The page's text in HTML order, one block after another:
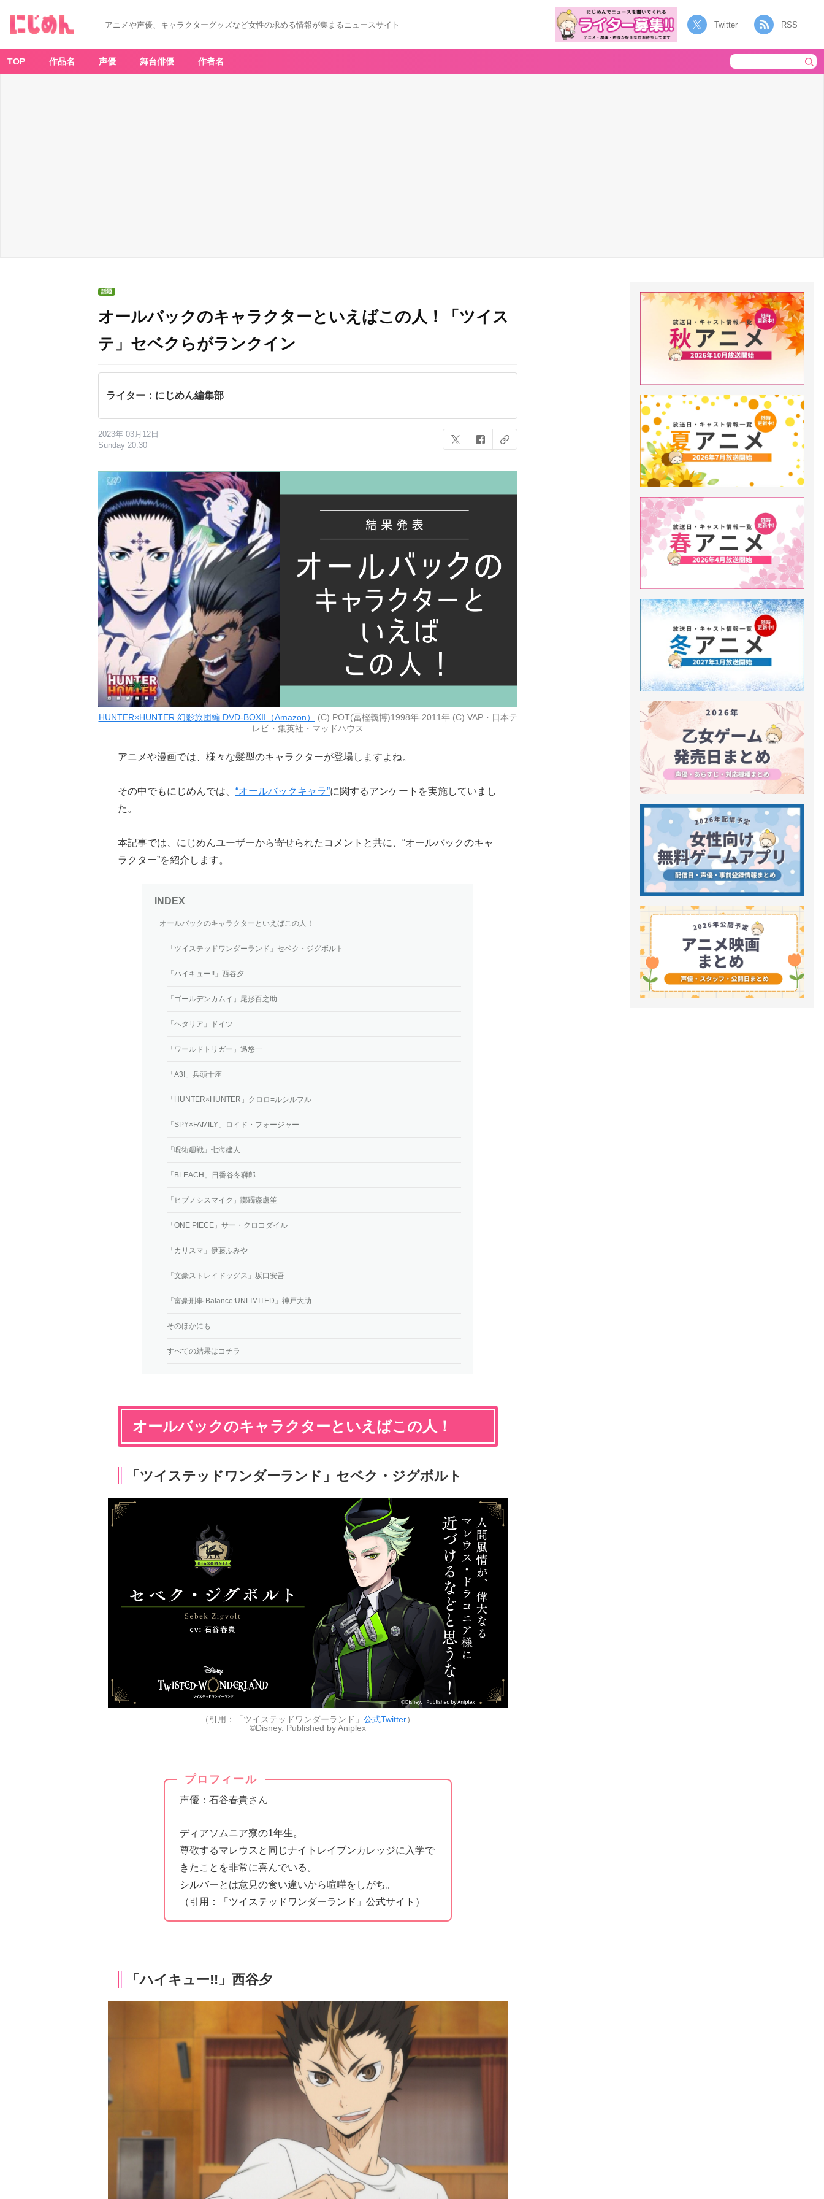
アニメや声優、キャラクターグッズなど女性の求める情報が集まるニュースサイト Twitter RSS
TOP 作品名 声優 舞台俳優 作者名
話題
オールバックのキャラクターといえばこの人！「ツイス
テ」セベクらがランクイン
ライター：にじめん編集部
2023年 03月12日
Sunday 20:30
HUNTER×HUNTER 幻影旅団編 DVD-BOXII（Amazon）
(C) POT(冨樫義博)1998年-2011年 (C) VAP・日本テ
レビ・集英社・マッドハウス
アニメや漫画では、様々な髪型のキャラクターが登場しますよね。
その中でもにじめんでは、 “オールバックキャラ”に関するアンケートを実施していまし
た。
本記事では、にじめんユーザーから寄せられたコメントと共に、“オールバックのキャ
ラクター”を紹介します。
オールバックのキャラクターといえばこの人！
「ツイステッドワンダーランド」セベク・ジグボルト
「ハイキュー!!」西谷夕
「ゴールデンカムイ」尾形百之助
「ヘタリア」ドイツ
「ワールドトリガー」迅悠一
「A3!」兵頭十座
「HUNTER×HUNTER」クロロ=ルシルフル
「SPY×FAMILY」ロイド・フォージャー
「呪術廻戦」七海建人
「BLEACH」日番谷冬獅郎
「ヒプノシスマイク」躑躅森盧笙
「ONE PIECE」サー・クロコダイル
「カリスマ」伊藤ふみや
「文豪ストレイドッグス」坂口安吾
「富豪刑事 Balance:UNLIMITED」神戸大助
そのほかにも…
すべての結果はコチラ
オールバックのキャラクターといえばこの人！
「ツイステッドワンダーランド」セベク・ジグボルト
（引用：「ツイステッドワンダーランド」 公式Twitter）
©Disney. Published by Aniplex
プロフィール
声優：石谷春貴さん
ディアソムニア寮の1年生。
尊敬するマレウスと同じナイトレイブンカレッジに入学で
きたことを非常に喜んでいる。
シルバーとは意見の食い違いから喧嘩をしがち。
（引用：「ツイステッドワンダーランド」公式サイト）
「ハイキュー!!」西谷夕